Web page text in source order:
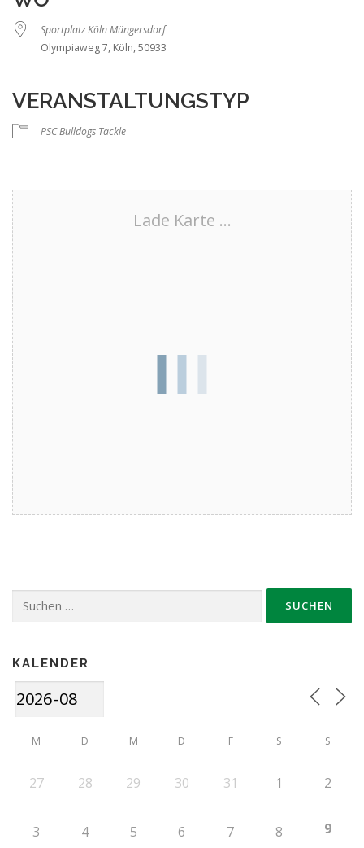
Sportplatz Köln Müngersdorf
Olympiaweg 7, Köln, 50933
VERANSTALTUNGSTYP
PSC Bulldogs Tackle
Lade Karte ...
nach:
KALENDER
M D M D F S S
27 28 29 30 31 1 2
3 4 5 6 7 8 9